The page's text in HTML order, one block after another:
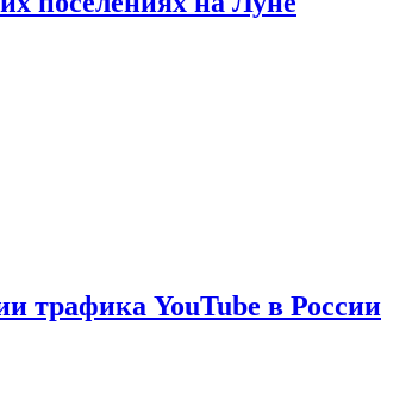
трафика YouTube в России